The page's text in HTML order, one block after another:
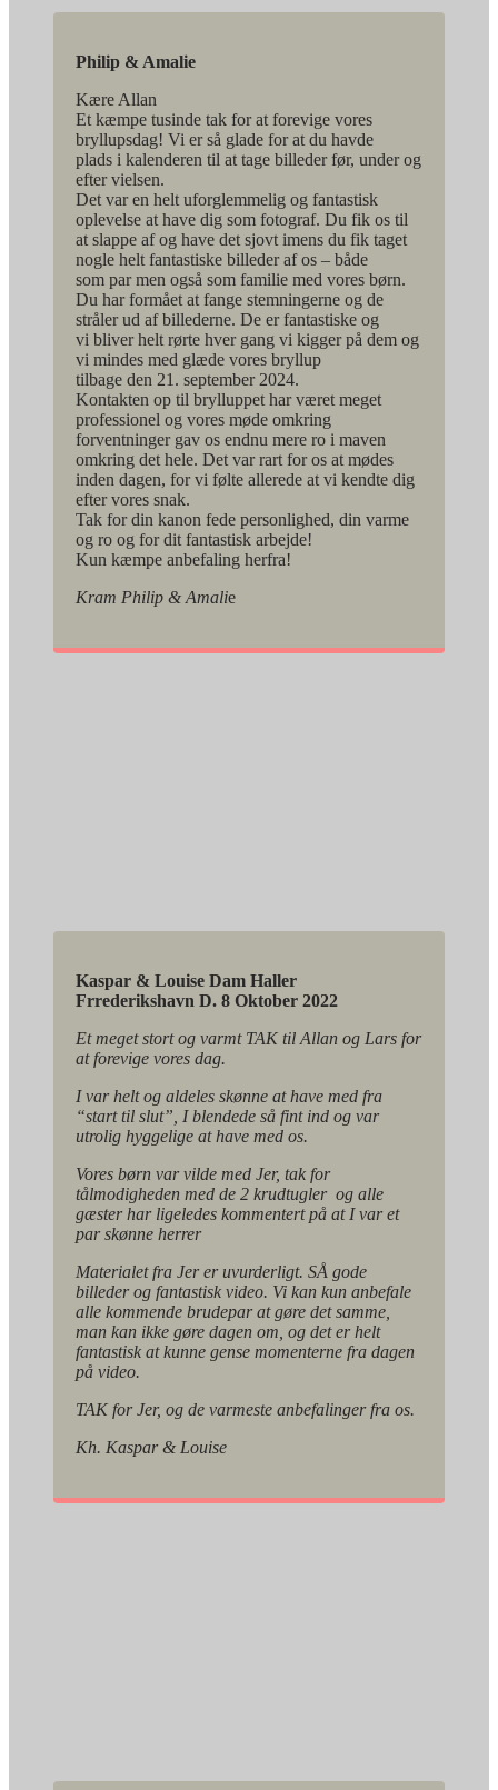
Philip & Amalie
Kære Allan
Et kæmpe tusinde tak for at forevige vores
bryllupsdag! Vi er så glade for at du havde
plads i kalenderen til at tage billeder før, under og
efter vielsen.
Det var en helt uforglemmelig og fantastisk
oplevelse at have dig som fotograf. Du fik os til
at slappe af og have det sjovt imens du fik taget
nogle helt fantastiske billeder af os – både
som par men også som familie med vores børn.
Du har formået at fange stemningerne og de
stråler ud af billederne. De er fantastiske og
vi bliver helt rørte hver gang vi kigger på dem og
vi mindes med glæde vores bryllup
tilbage den 21. september 2024.
Kontakten op til brylluppet har været meget
professionel og vores møde omkring
forventninger gav os endnu mere ro i maven
omkring det hele. Det var rart for os at mødes
inden dagen, for vi følte allerede at vi kendte dig
efter vores snak.
Tak for din kanon fede personlighed, din varme
og ro og for dit fantastisk arbejde!
Kun kæmpe anbefaling herfra!
Kram Philip & Amalie
Kaspar & Louise Dam Haller
Frrederikshavn D. 8 Oktober 2022
Et meget stort og varmt TAK til Allan og Lars for
at forevige vores dag.
I var helt og aldeles skønne at have med fra
“start til slut”, I blendede så fint ind og var
utrolig hyggelige at have med os.
Vores børn var vilde med Jer, tak for
tålmodigheden med de 2 krudtugler og alle
gæster har ligeledes kommentert på at I var et
par skønne herrer
Materialet fra Jer er uvurderligt. SÅ gode
billeder og fantastisk video. Vi kan kun anbefale
alle kommende brudepar at gøre det samme,
man kan ikke gøre dagen om, og det er helt
fantastisk at kunne gense momenterne fra dagen
på video.
TAK for Jer, og de varmeste anbefalinger fra os.
Kh. Kaspar & Louise